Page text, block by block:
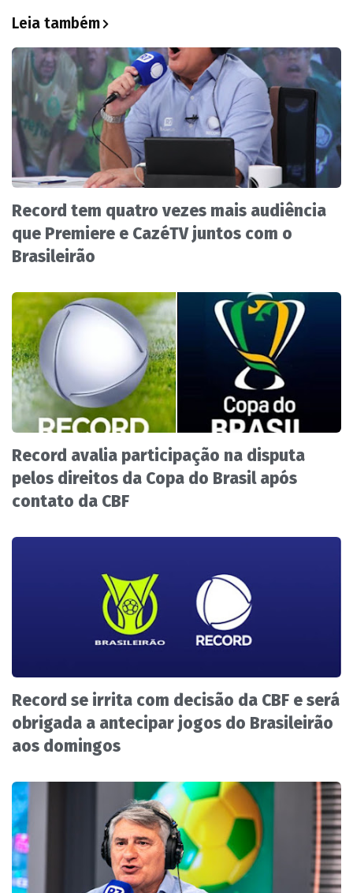
Leia também
Record tem quatro vezes mais audiência
que Premiere e CazéTV juntos com o
Brasileirão
Record avalia participação na disputa
pelos direitos da Copa do Brasil após
contato da CBF
Record se irrita com decisão da CBF e será
obrigada a antecipar jogos do Brasileirão
aos domingos